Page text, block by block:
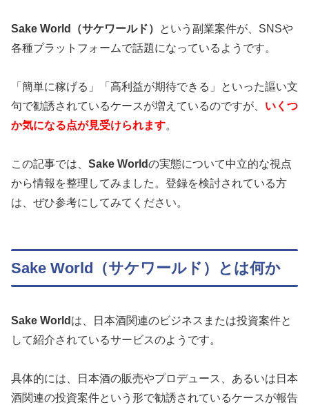
Sake World（サケワールド）
という副業案件が、SNSや
各種プラットフォームで話題になっているようです。
「簡単に稼げる」「高利益が期待できる」といった謳い文
句で勧誘されているケースが増えているのですが、 いくつ
か気になる点が見受けられます。
この記事では、 Sake Worldの実態について中立的な視点
から情報を整理してみました。登録を検討されている方
は、ぜひ参考にしてみてください。
Sake World（サケワールド）とは何か
Sake World は、日本酒関連のビジネスまたは投資案件と
して紹介されているサービスのようです。
具体的には、日本酒の販売やプロデュース、あるいは日本
酒関連の投資案件という形で勧誘されているケースが報告